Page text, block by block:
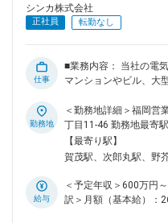
高められます。施工管
ュニケーション力が磨
充実。働きやすい環境づく
るキャリアパス 現場で
です。会社の成長とと
す。 変更の範囲：会
シンカ株式会社
正社員 転勤なし
仕事
■業務内容： 当社の電
マンションやビル、大
業務詳細： ◇品質管
管理 ■ポジションの特徴： 有名商業施設や学校関連の工事実
績もあるため、業界内でも
力： ◇アットホームな
工事担任者、消防設備
トします。 ◇報奨金や
勤務地
＜勤務地詳細＞福岡営
丁目11-46 勤務地最寄
喫煙対策：屋内全面禁
【最寄り駅】
賀茂駅、次郎丸駅、野
給与
＜予定年収＞600万円
訳＞月額（基本給）：